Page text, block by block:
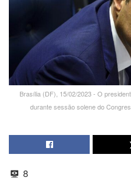
Brasília (DF), 15/02/2023 - O
durante sessão solene do
8